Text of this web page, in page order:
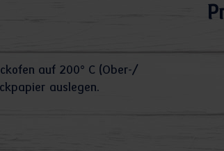
auf 200° C (Ober-/
auslegen.